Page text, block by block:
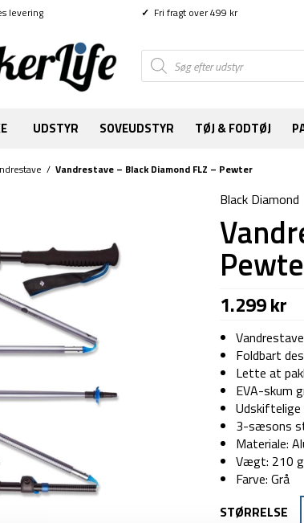
levering ✓ Fri fragt over 499 kr
Products
search
UDSTYR SOVEUDSTYR TØJ & FODTØJ
/ Vandrestave – Black Diamond FLZ – Pewter
Black Diamond
1.299kr
Foldbart
Lette at
EVA-skum
Udskiftelige
3-sæsons
Materiale:
Vægt: 210
Farve: Grå
STØRRELSE